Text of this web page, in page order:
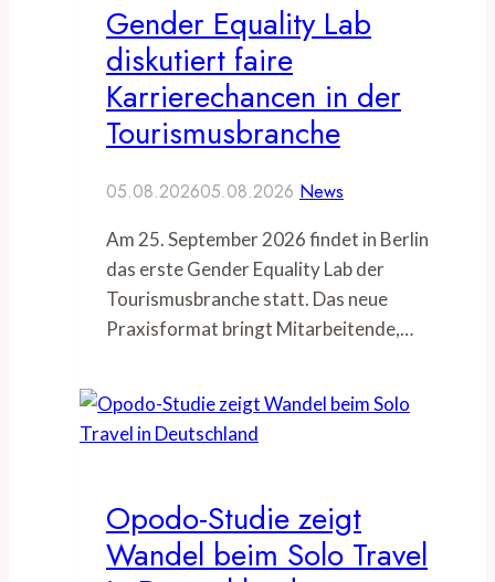
Gender Equality Lab
diskutiert faire
Karrierechancen in der
Tourismusbranche
05.08.202605.08.2026 News
Am 25. September 2026 findet in Berlin
das erste Gender Equality Lab der
Tourismusbranche statt. Das neue
Praxisformat bringt Mitarbeitende,…
Opodo-Studie zeigt
Wandel beim Solo Travel